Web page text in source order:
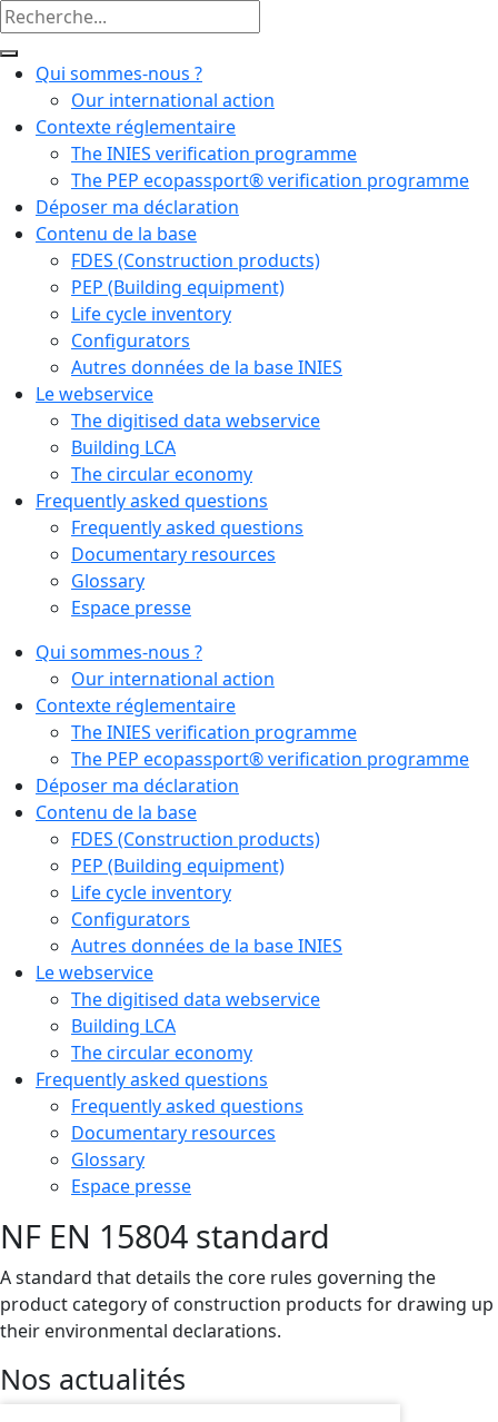
Qui sommes-nous ?
Our international action
Contexte réglementaire
The INIES verification programme
The PEP ecopassport® verification programme
Déposer ma déclaration
Contenu de la base
FDES (Construction products)
PEP (Building equipment)
Life cycle inventory
Configurators
Autres données de la base INIES
Le webservice
The digitised data webservice
Building LCA
The circular economy
Frequently asked questions
Frequently asked questions
Documentary resources
Glossary
Espace presse
Qui sommes-nous ?
Our international action
Contexte réglementaire
The INIES verification programme
The PEP ecopassport® verification programme
Déposer ma déclaration
Contenu de la base
FDES (Construction products)
PEP (Building equipment)
Life cycle inventory
Configurators
Autres données de la base INIES
Le webservice
The digitised data webservice
Building LCA
The circular economy
Frequently asked questions
Frequently asked questions
Documentary resources
Glossary
Espace presse
NF EN 15804 standard
A standard that details the core rules governing the
product category of construction products for drawing up
their environmental declarations.
Nos actualités